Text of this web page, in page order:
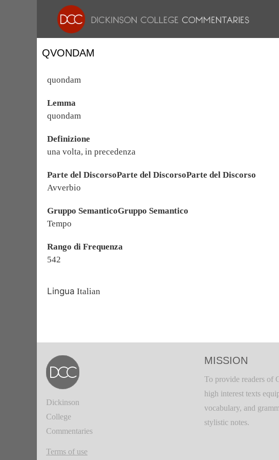
QVONDAM
quondam
Lemma
quondam
Definizione
una volta, in precedenza
Parte del DiscorsoParte del DiscorsoParte del Discorso
Avverbio
Gruppo SemanticoGruppo Semantico
Tempo
Rango di Frequenza
542
Lingua Italian
Dickinson
College
Commentaries
Terms of use
MISSION
To provide readers of
high interest texts
vocabulary, and
stylistic notes.